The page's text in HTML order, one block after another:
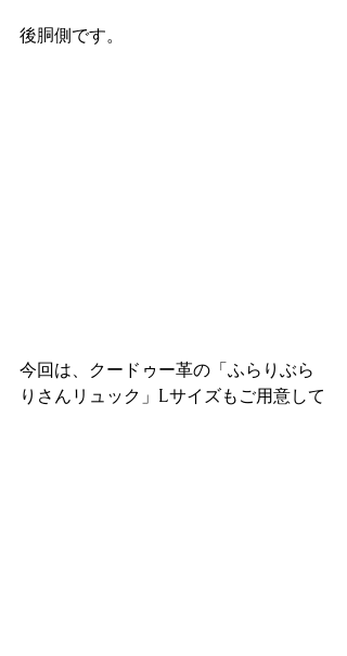
後胴側です。
今回は、クードゥー革の「ふらりぶら
りさんリュック」Lサイズもご用意して